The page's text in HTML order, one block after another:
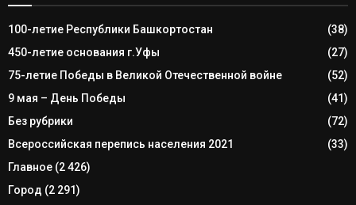
100-летие Республики Башкортостан
(38)
450-летие основания г.Уфы
(27)
75-летие Победы в Великой Отечественной войне
(52)
9 мая – День Победы
(41)
Без рубрики
(72)
Всероссийская перепись населения 2021
(33)
Главное (2 426)
Город (2 291)